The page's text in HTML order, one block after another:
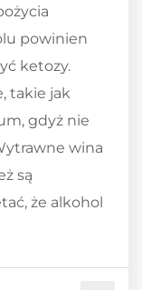
powinien
ketozy.
takie jak
gdyż nie
wina
są
że alkohol